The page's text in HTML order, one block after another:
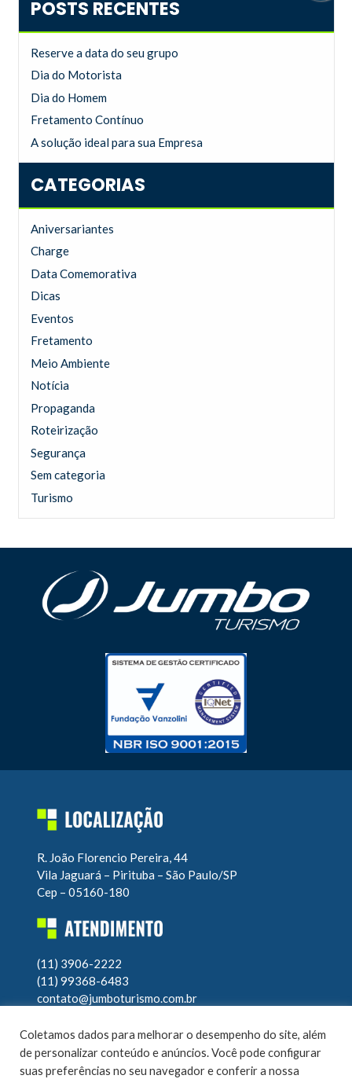
POSTS RECENTES
Reserve a data do seu grupo
Dia do Motorista
Dia do Homem
Fretamento Contínuo
A solução ideal para sua Empresa
CATEGORIAS
Aniversariantes
Charge
Data Comemorativa
Dicas
Eventos
Fretamento
Meio Ambiente
Notícia
Propaganda
Roteirização
Segurança
Sem categoria
Turismo
R. João Florencio Pereira, 44
Vila Jaguará – Pirituba – São Paulo/SP
Cep – 05160-180
(11) 3906-2222
(11) 99368-6483
contato@jumboturismo.com.br
Atendimento operacional 24h
7 dias por semana
Coletamos dados para melhorar o desempenho do site, além
de personalizar conteúdo e anúncios. Você pode configurar
suas preferências no seu navegador e conferir a nossa